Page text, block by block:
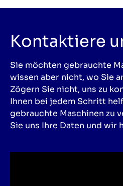
Kontaktiere
Sie möchten gebrauchte
wissen aber nicht, wo Sie
Zögern Sie nicht, uns zu
Ihnen bei jedem Schritt
gebrauchte Maschinen zu
Sie uns Ihre Daten und wir